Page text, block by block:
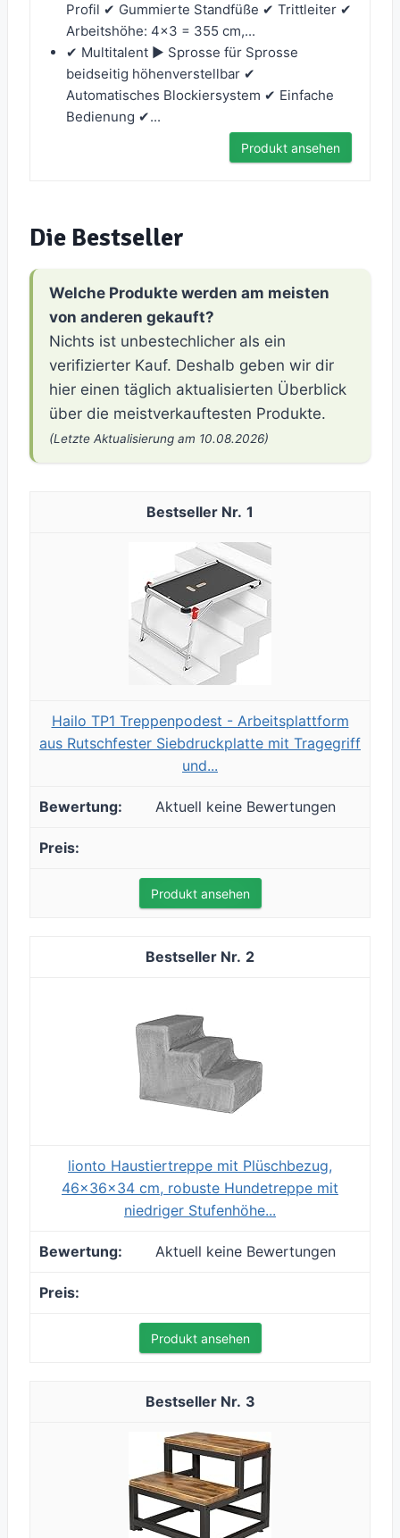
Profil ✔ Gummierte Standfüße ✔ Trittleiter ✔
Arbeitshöhe: 4x3 = 355 cm,...
✔ Multitalent ► Sprosse für Sprosse
beidseitig höhenverstellbar ✔
Automatisches Blockiersystem ✔ Einfache
Bedienung ✔...
Produkt ansehen
Die Bestseller
Welche Produkte werden am meisten
von anderen gekauft?
Nichts ist unbestechlicher als ein
verifizierter Kauf. Deshalb geben wir dir
hier einen täglich aktualisierten Überblick
über die meistverkauftesten Produkte.
(Letzte Aktualisierung am 10.08.2026)
1
Hailo TP1 Treppenpodest - Arbeitsplattform
aus Rutschfester Siebdruckplatte mit Tragegriff
und...
Aktuell keine Bewertungen
Produkt ansehen
2
lionto Haustiertreppe mit Plüschbezug,
46x36x34 cm, robuste Hundetreppe mit
niedriger Stufenhöhe...
Aktuell keine Bewertungen
Produkt ansehen
3